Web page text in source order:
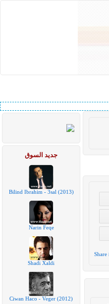
جديد السوق
Bilind Ibrahim - 3sal (2013)
Narin Feqe
Shadi Xaldi
Ciwan Haco - Veger (2012)